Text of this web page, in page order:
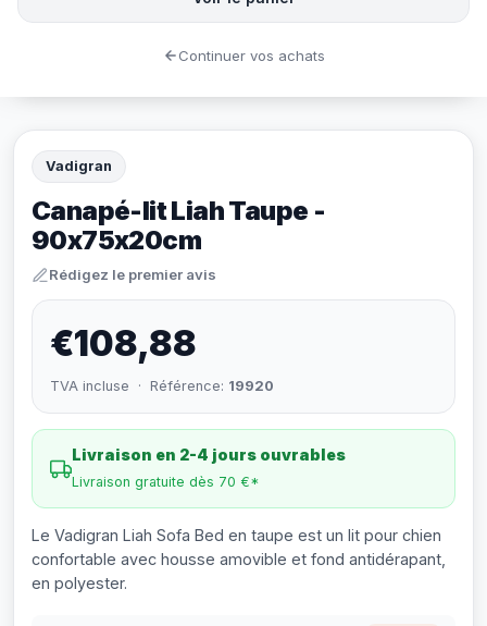
Vadigran
Canapé-lit Liah Taupe -
90x75x20cm
Rédigez le premier avis
€108,88
TVA incluse · Référence: 19920
Livraison en 2-4 jours ouvrables
Livraison gratuite dès 70 €*
Le Vadigran Liah Sofa Bed en taupe est un lit pour chien
confortable avec housse amovible et fond antidérapant,
en polyester.
Continuer vos achats